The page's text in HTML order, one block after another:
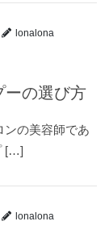
lonalona
ーの選び方
ンの美容師であ
[…]
lonalona